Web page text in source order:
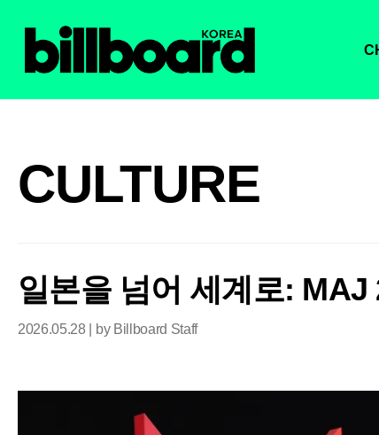
CULTURE
일본을 넘어 세계로:
2026.05.28 | by Billboard Staff